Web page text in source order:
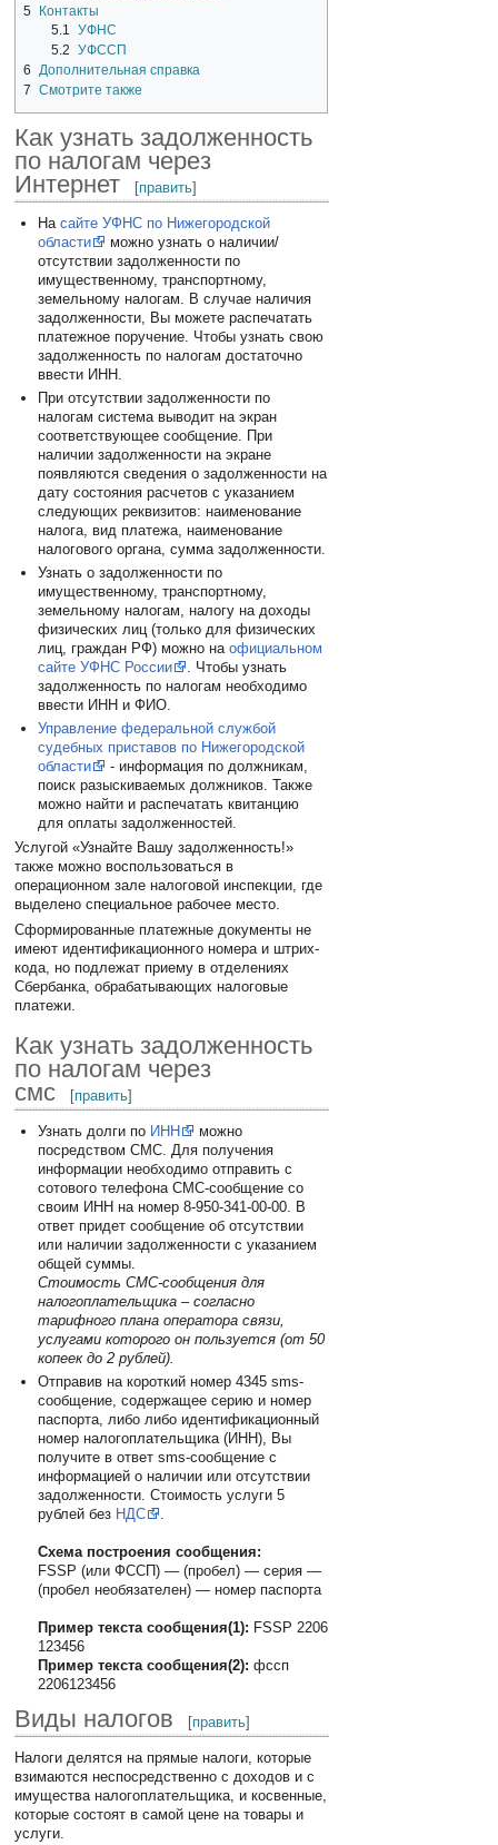
5 Контакты
5.1
УФНС
5.2 УФССП
6
Дополнительная справка
7
Смотрите также
Как узнать задолженность
по налогам через
Интернет
[править]
На сайте УФНС по Нижегородской
области
можно узнать о наличии/
отсутствии задолженности по
имущественному, транспортному,
земельному налогам. В случае наличия
задолженности, Вы можете распечатать
платежное поручение. Чтобы узнать свою
задолженность по налогам достаточно
ввести ИНН.
При отсутствии задолженности по
налогам система выводит на экран
соответствующее сообщение. При
наличии задолженности на экране
появляются сведения о задолженности на
дату состояния расчетов с указанием
следующих реквизитов: наименование
налога, вид платежа, наименование
налогового органа, сумма задолженности.
Узнать о задолженности по
имущественному, транспортному,
земельному налогам, налогу на доходы
физических лиц (только для физических
лиц, граждан РФ) можно на официальном
сайте УФНС России
. Чтобы узнать
задолженность по налогам необходимо
ввести ИНН и ФИО.
Управление федеральной службой
судебных приставов по Нижегородской
области
- информация по должникам,
поиск разыскиваемых должников. Также
можно найти и распечатать квитанцию
для оплаты задолженностей.
Услугой «Узнайте Вашу задолженность!»
также можно воспользоваться в
операционном зале налоговой инспекции, где
выделено специальное рабочее место.
Сформированные платежные документы не
имеют идентификационного номера и штрих-
кода, но подлежат приему в отделениях
Сбербанка, обрабатывающих налоговые
платежи.
Как узнать задолженность
по налогам через
смс
[править]
Узнать долги по ИНН
можно
посредством СМС. Для получения
информации необходимо отправить с
сотового телефона СМС-сообщение со
своим ИНН на номер 8-950-341-00-00. В
ответ придет сообщение об отсутствии
или наличии задолженности с указанием
общей суммы.
Стоимость СМС-сообщения для
налогоплательщика – согласно
тарифного плана оператора связи,
услугами которого он пользуется (от 50
копеек до 2 рублей).
Отправив на короткий номер 4345 sms-
сообщение, содержащее серию и номер
паспорта, либо либо идентификационный
номер налогоплательщика (ИНН), Вы
получите в ответ sms-сообщение с
информацией о наличии или отсутствии
задолженности. Стоимость услуги 5
рублей без НДС .
Схема построения сообщения:
FSSP (или ФССП) — (пробел) — серия —
(пробел необязателен) — номер паспорта
Пример текста сообщения(1): FSSP 2206
123456
Пример текста сообщения(2): фссп
2206123456
Виды налогов [править]
Налоги делятся на прямые налоги, которые
взимаются неспосредственно с доходов и с
имущества налогоплательщика, и косвенные,
которые состоят в самой цене на товары и
услуги.